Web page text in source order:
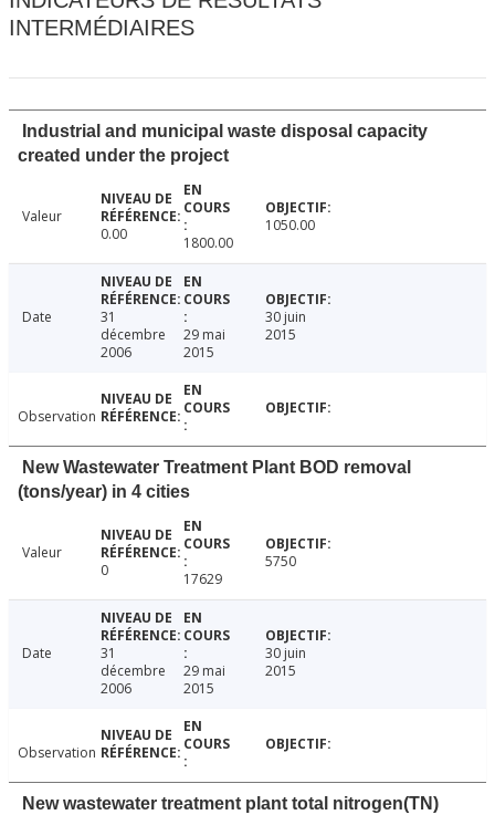
INTERMÉDIAIRES
Industrial and municipal waste disposal capacity
created under the project
Valeur
0.00
1800.00
1050.00
Date
31
décembre
2006
29 mai
2015
30 juin
2015
Observation
New Wastewater Treatment Plant BOD removal
(tons/year) in 4 cities
Valeur
0
17629
5750
Date
31
décembre
2006
29 mai
2015
30 juin
2015
Observation
New wastewater treatment plant total nitrogen(TN)